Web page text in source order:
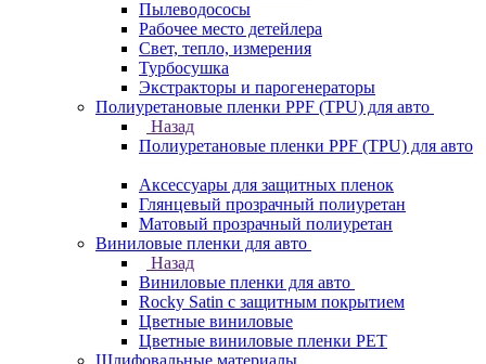
Пылеводососы
Рабочее место детейлера
Свет, тепло, измерения
Турбосушка
Экстракторы и парогенераторы
Полиуретановые пленки PPF (TPU) для авто
Назад
Полиуретановые пленки PPF (TPU) для авто
Аксессуары для защитных пленок
Глянцевый прозрачный полиуретан
Матовый прозрачный полиуретан
Виниловые пленки для авто
Назад
Виниловые пленки для авто
Rocky Satin с защитным покрытием
Цветные виниловые
Цветные виниловые пленки PET
Шлифовальные материалы